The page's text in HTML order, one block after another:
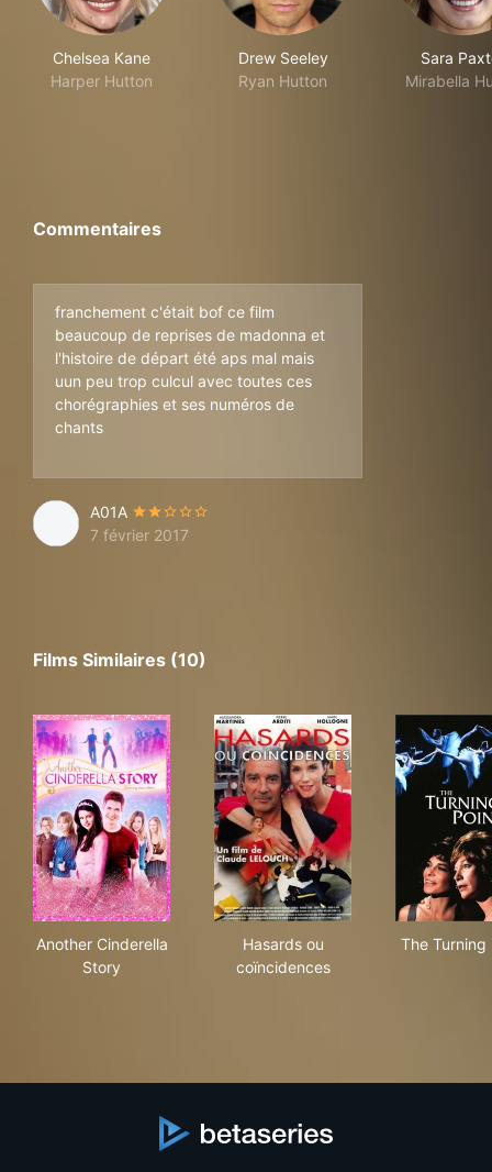
Chelsea Kane
Harper Hutton
Drew Seeley
Ryan Hutton
Sara
Mirabella
Commentaires
franchement c'était bof ce film
beaucoup de reprises de madonna et
l'histoire de départ été aps mal mais
uun peu trop culcul avec toutes ces
chorégraphies et ses numéros de
chants
A01A
7 février 2017
Films Similaires (10)
Another Cinderella
Story
Hasards ou
coïncidences
The Turning